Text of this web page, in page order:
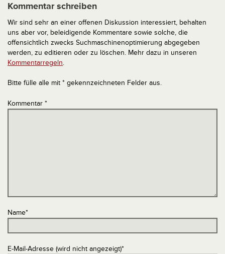
Kommentar schreiben
Wir sind sehr an einer offenen Diskussion interessiert, behalten
uns aber vor, beleidigende Kommentare sowie solche, die
offensichtlich zwecks Suchmaschinenoptimierung abgegeben
werden, zu editieren oder zu löschen. Mehr dazu in unseren
Kommentarregeln.
Bitte fülle alle mit * gekennzeichneten Felder aus.
Kommentar *
Name*
E-Mail-Adresse (wird nicht angezeigt)*